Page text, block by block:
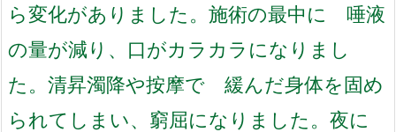
ら変化がありました。 施術の最中に 唾液
の量が減り、口がカラカラになりまし
た。 清昇濁降や按摩で 緩んだ身体を固め
られてしまい、 窮屈になりました。 夜に